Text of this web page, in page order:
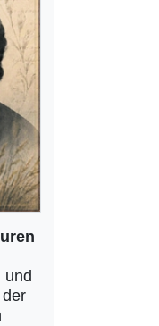
und